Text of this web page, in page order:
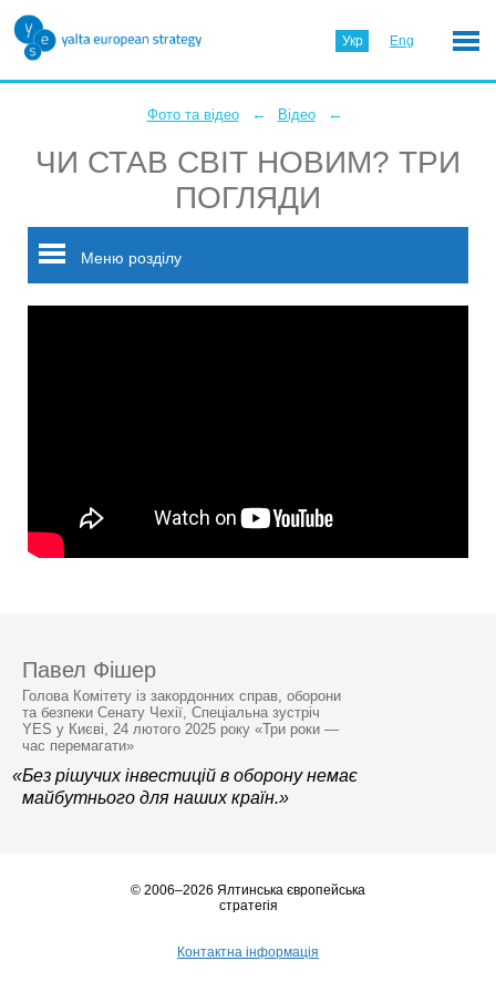
Укр Eng
Фото та відео ← Відео ←
ЧИ СТАВ СВІТ НОВИМ? ТРИ
ПОГЛЯДИ
Меню розділу
Павел Фішер
Голова Комітету із закордонних справ, оборони
та безпеки Сенату Чехії, Спеціальна зустріч
YES у Києві, 24 лютого 2025 року «Три роки —
час перемагати»
«Без рішучих інвестицій в оборону немає
майбутнього для наших країн.»
© 2006–2026 Ялтинська європейська
стратегія
Контактна інформація